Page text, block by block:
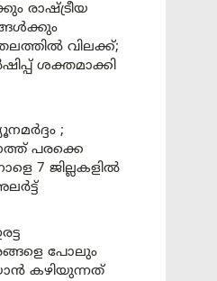
രാഷ്ട്രീയ
വിലക്ക്;
ശക്തമാക്കി
;
പരക്കെ
7 ജില്ലകളിൽ
പോലും
കഴിയുന്നത്